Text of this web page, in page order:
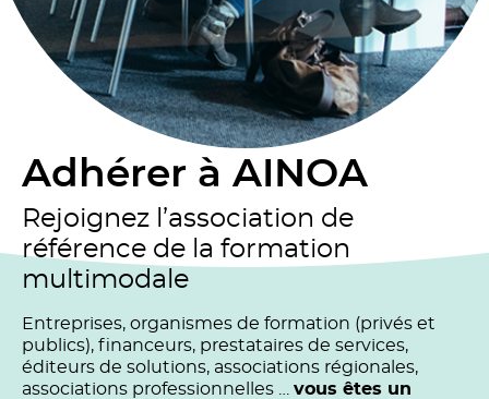
Adhérer à AINOA
Rejoignez l’association de
référence de la formation
multimodale
Entreprises, organismes de formation (privés et
publics), financeurs, prestataires de services,
éditeurs de solutions, associations régionales,
associations professionnelles … vous êtes un